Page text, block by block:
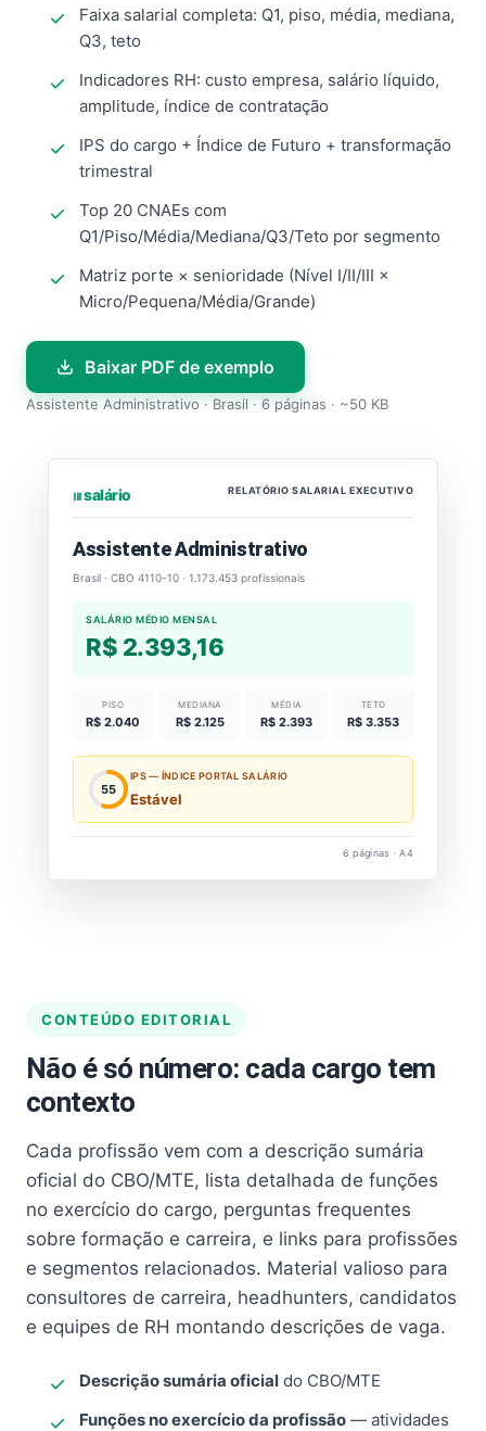
Faixa salarial completa: Q1, piso, média, mediana,
Q3, teto
Indicadores RH: custo empresa, salário líquido,
amplitude, índice de contratação
IPS do cargo + Índice de Futuro + transformação
trimestral
Top 20 CNAEs com
Q1/Piso/Média/Mediana/Q3/Teto por segmento
Matriz porte × senioridade (Nível I/II/III ×
Micro/Pequena/Média/Grande)
Baixar PDF de exemplo
Assistente Administrativo · Brasil · 6 páginas · ~50 KB
⏐⏐⏐ salário RELATÓRIO SALARIAL EXECUTIVO
Assistente Administrativo
Brasil · CBO 4110-10 · 1.173.453 profissionais
SALÁRIO MÉDIO MENSAL
R$ 2.393,16
PISO
R$ 2.040
MEDIANA
R$ 2.125
MÉDIA
R$ 2.393
TETO
R$ 3.353
55
IPS — ÍNDICE PORTAL SALÁRIO
Estável
6 páginas · A4
CONTEÚDO EDITORIAL
Não é só número: cada cargo tem
contexto
Cada profissão vem com a descrição sumária
oficial do CBO/MTE, lista detalhada de funções
no exercício do cargo, perguntas frequentes
sobre formação e carreira, e links para profissões
e segmentos relacionados. Material valioso para
consultores de carreira, headhunters, candidatos
e equipes de RH montando descrições de vaga.
Descrição sumária oficial do CBO/MTE
Funções no exercício da profissão — atividades